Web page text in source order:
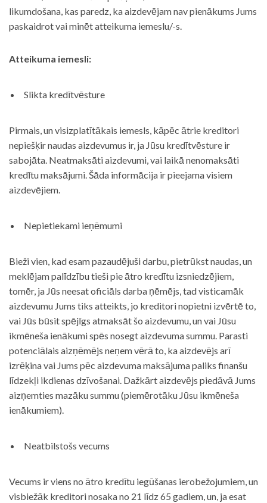
likumdošana, kas paredz, ka aizdevējam nav pienākums Jums
paskaidrot vai minēt atteikuma iemeslu/-s.
Atteikuma iemesli:
Slikta kredītvēsture
Pirmais, un visizplatītākais iemesls, kāpēc ātrie kreditori
nepiešķir naudas aizdevumus ir, ja Jūsu kredītvēsture ir
sabojāta. Neatmaksāti aizdevumi, vai laikā nenomaksāti
kredītu maksājumi. Šāda informācija ir pieejama visiem
aizdevējiem.
Nepietiekami ieņēmumi
Bieži vien, kad esam pazaudējuši darbu, pietrūkst naudas, un
meklējam palīdzību tieši pie ātro kredītu izsniedzējiem,
tomēr, ja Jūs neesat oficiāls darba ņēmējs, tad visticamāk
aizdevumu Jums tiks atteikts, jo kreditori nopietni izvērtē to,
vai Jūs būsit spējīgs atmaksāt šo aizdevumu, un vai Jūsu
ikmēneša ienākumi spēs nosegt aizdevuma summu. Parasti
potenciālais aizņēmējs neņem vērā to, ka aizdevējs arī
izrēķina vai Jums pēc aizdevuma maksājuma paliks finanšu
līdzekļi ikdienas dzīvošanai. Dažkārt aizdevējs piedāvā Jums
aizņemties mazāku summu (piemērotāku Jūsu ikmēneša
ienākumiem).
Neatbilstošs vecums
Vecums ir viens no ātro kredītu iegūšanas ierobežojumiem, un
visbiežāk kreditori nosaka no 21 līdz 65 gadiem, un, ja esat